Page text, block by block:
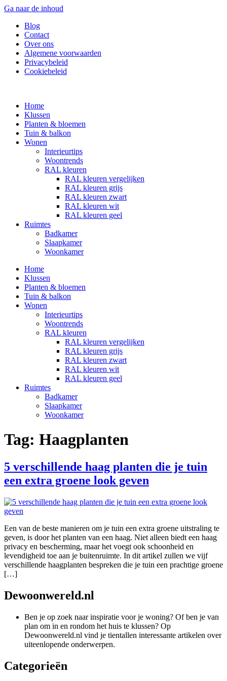
Ga naar de inhoud
Blog
Contact
Over ons
Algemene voorwaarden
Privacybeleid
Cookiebeleid
Home
Klussen
Planten & bloemen
Tuin & balkon
Wonen
Interieurtips
Woontrends
RAL kleuren
RAL kleuren vergelijken
RAL kleuren grijs
RAL kleuren zwart
RAL kleuren wit
RAL kleuren geel
Ruimtes
Badkamer
Slaapkamer
Woonkamer
Home
Klussen
Planten & bloemen
Tuin & balkon
Wonen
Interieurtips
Woontrends
RAL kleuren
RAL kleuren vergelijken
RAL kleuren grijs
RAL kleuren zwart
RAL kleuren wit
RAL kleuren geel
Ruimtes
Badkamer
Slaapkamer
Woonkamer
Tag: Haagplanten
5 verschillende haag planten die je tuin
een extra groene look geven
Een van de beste manieren om je tuin een extra groene uitstraling te
geven, is door het planten van een haag. Niet alleen biedt een haag
privacy en bescherming, maar het voegt ook schoonheid en
levendigheid toe aan je buitenruimte. In dit artikel zullen we vijf
verschillende haagplanten bespreken die je tuin een prachtige groene
[…]
Dewoonwereld.nl
Ben je op zoek naar inspiratie voor je woning? Of ben je van
plan om in en rondom het huis te klussen? Op
Dewoonwereld.nl vind je tientallen interessante artikelen over
uiteenlopende onderwerpen.
Categorieën